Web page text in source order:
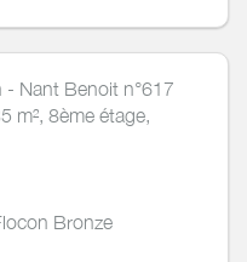
- Nant Benoit n°617
m², 8ème étage,
Bronze